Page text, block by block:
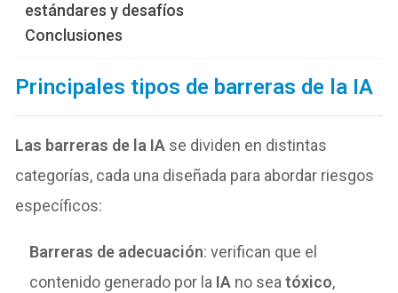
estándares y desafíos
Conclusiones
Principales tipos de barreras de la IA
Las barreras de la IA se dividen en distintas
categorías, cada una diseñada para abordar riesgos
específicos:
Barreras de adecuación: verifican que el
contenido generado por la IA no seatóxico,